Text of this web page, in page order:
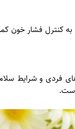
کنترل فشار خون